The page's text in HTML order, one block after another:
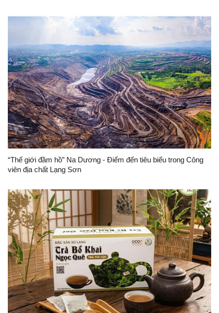
“Thế giới đầm hồ” Na Dương - Điểm đến tiêu biểu trong Công
viên địa chất Lạng Sơn